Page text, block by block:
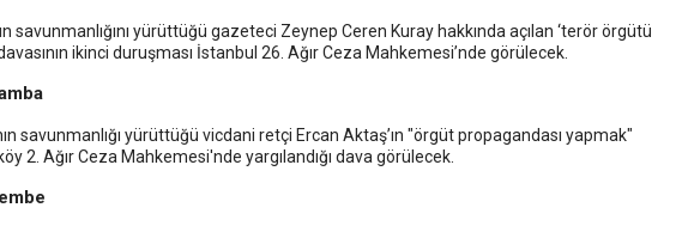
savunmanlığını yürüttüğü gazeteci Zeynep Ceren Kuray hakkında açılan ‘terör örgütü
ikinci duruşması İstanbul 26. Ağır Ceza Mahkemesi’nde görülecek.
savunmanlığı yürüttüğü vicdani retçi Ercan Aktaş’ın "örgüt propagandası yapmak"
2. Ağır Ceza Mahkemesi'nde yargılandığı dava görülecek.